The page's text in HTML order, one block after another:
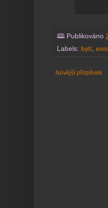
🕮 Publikováno
Labels: bytí,
Novější příspěvek